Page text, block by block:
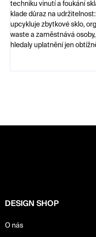
techniku vinutí a foukání
klade důraz na
upcykluje zbytkové sklo,
waste a zaměstnává
hledaly uplatnění jen
DESIGN SHOP
O nás